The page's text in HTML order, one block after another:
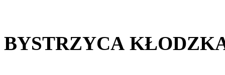
BYSTRZYCA